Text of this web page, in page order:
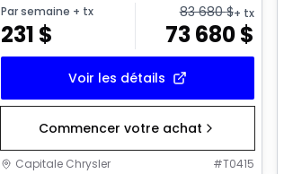
Par semaine + tx
231 $
83 680$+ tx
73 680$
Voir les détails
Commencer votre achat
Capitale Chrysler #T0415